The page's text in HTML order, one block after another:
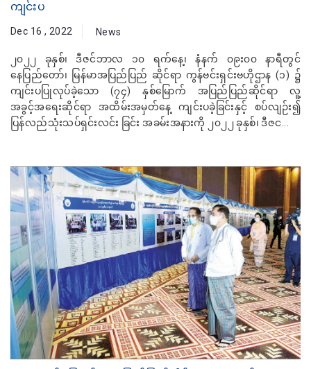
ကျင်းပ
Dec 16 , 2022 News
၂၀၂၂ ခုနှစ်၊ ဒီဇင်ဘာလ ၁၀ ရက်နေ့၊ နံနက် ၀၉း၀၀ နာရီတွင်
နေပြည်တော်၊ မြန်မာအပြည်ပြည် ဆိုင်ရာ ကွန်ဗင်းရှင်းဗဟိုဌာန (၁) ၌
ကျင်းပပြုလုပ်ခဲ့သော (၇၄) နှစ်မြောက် အပြည်ပြည်ဆိုင်ရာ လူ့
အခွင့်အရေးဆိုင်ရာ အထိမ်းအမှတ်နေ့ ကျင်းပခဲ့ခြင်းနှင့် စပ်လျဉ်း၍
ပြန်လည်သုံးသပ်ရှင်းလင်း ခြင်း အခမ်းအနားကို ၂၀၂၂ ခုနှစ်၊ ဒီဇင...